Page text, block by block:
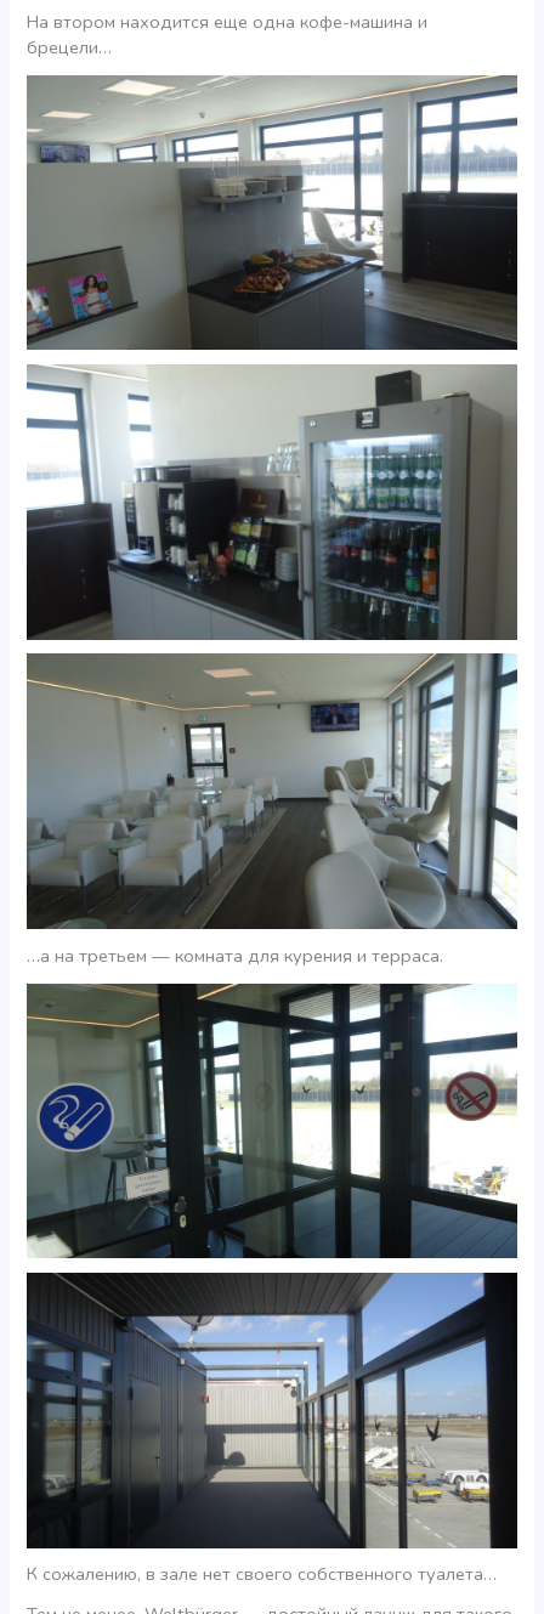
На втором находится еще одна кофе-машина и
брецели…
…а на третьем — комната для курения и терраса.
К сожалению, в зале нет своего собственного туалета…